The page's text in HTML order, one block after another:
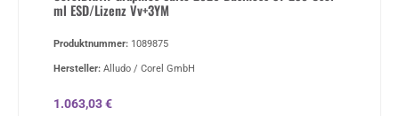
ml ESD/Lizenz Vv+3YM
Produktnummer: 1089875
Hersteller: Alludo / Corel GmbH
Regulärer Preis:
1.063,03 €